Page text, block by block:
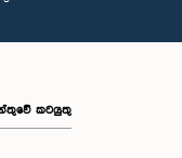
කටයුතු